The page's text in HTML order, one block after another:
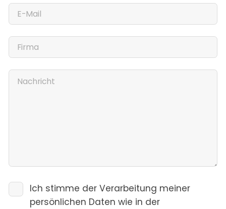
Ich stimme der Verarbeitung meiner
persönlichen Daten wie in der